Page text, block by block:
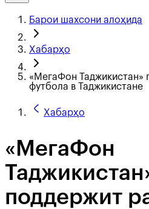
Барои шахсони алоҳида
Хабарҳо
«МегаФон Таджикистан»
футбола в Таджикистане
Хабарҳо
«МегаФон
поддержит